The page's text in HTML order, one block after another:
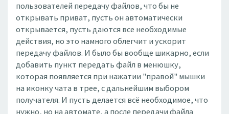
пользователей передачу файлов, что бы не
открывать приват, пусть он автоматически
открывается, пусть даются все необходимые
действия, но это намного облегчит и ускорит
передачу файлов. И было бы вообще шикарно, если
добавить пункт передать файл в менюшку,
которая появляется при нажатии "правой" мышки
на иконку чата в трее, с дальнейшим выбором
получателя. И пусть делается всё необходимое, что
нужно, но на автомате, а после передачи файла